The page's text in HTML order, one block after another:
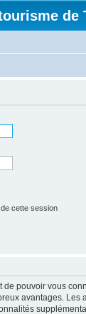
de
cette session
pouvoir vous
avantages. Les